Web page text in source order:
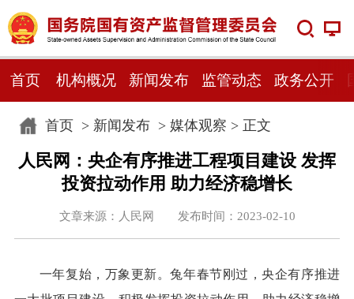
首页 机构概况 新闻发布 监管动态 政务公开
首页> 新闻发布> 媒体观察 > 正文
人民网：央企有序推进工程项目建设 发挥
投资拉动作用 助力经济稳增长
文章来源：人民网 发布时间：2023-02-10
一年复始，万象更新。兔年春节刚过，央企有序推进